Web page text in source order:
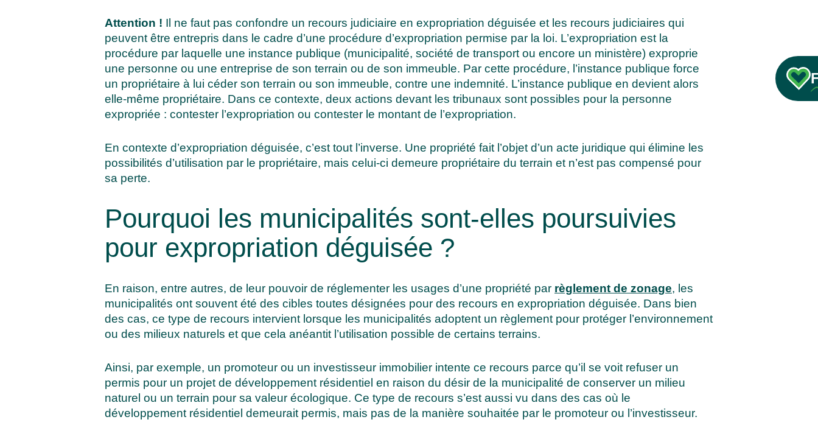
Attention ! Il ne faut pas confondre un recours judiciaire en expropriation déguisée et les recours judiciaires qui
peuvent être entrepris dans le cadre d’une procédure d’expropriation permise par la loi. L’expropriation est la
procédure par laquelle une instance publique (municipalité, société de transport ou encore un ministère) exproprie
une personne ou une entreprise de son terrain ou de son immeuble. Par cette procédure, l’instance publique force
un propriétaire à lui céder son terrain ou son immeuble, contre une indemnité. L’instance publique en devient alors
elle-même propriétaire. Dans ce contexte, deux actions devant les tribunaux sont possibles pour la personne
expropriée : contester l’expropriation ou contester le montant de l’expropriation.
En contexte d’expropriation déguisée, c’est tout l’inverse. Une propriété fait l’objet d’un acte juridique qui élimine les
possibilités d’utilisation par le propriétaire, mais celui-ci demeure propriétaire du terrain et n’est pas compensé pour
sa perte.
Pourquoi les municipalités sont-elles poursuivies
pour expropriation déguisée ?
En raison, entre autres, de leur pouvoir de réglementer les usages d’une propriété par règlement de zonage, les
municipalités ont souvent été des cibles toutes désignées pour des recours en expropriation déguisée. Dans bien
des cas, ce type de recours intervient lorsque les municipalités adoptent un règlement pour protéger l’environnement
ou des milieux naturels et que cela anéantit l’utilisation possible de certains terrains.
Ainsi, par exemple, un promoteur ou un investisseur immobilier intente ce recours parce qu’il se voit refuser un
permis pour un projet de développement résidentiel en raison du désir de la municipalité de conserver un milieu
naturel ou un terrain pour sa valeur écologique. Ce type de recours s’est aussi vu dans des cas où le
développement résidentiel demeurait permis, mais pas de la manière souhaitée par le promoteur ou l’investisseur.